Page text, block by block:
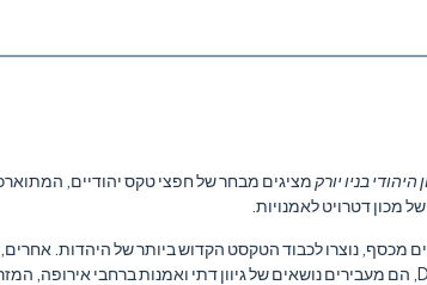
בניו יורק
מכון דטרויט לאמנויות.
מכסף, נוצרו לכבוד הטקסט הקדוש ביותר של היהדות.